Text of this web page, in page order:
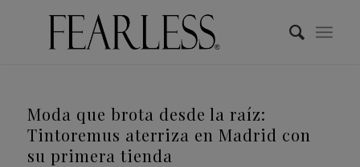
Moda que brota desde la raíz:
Tintoremus aterriza en Madrid con
su primera tienda